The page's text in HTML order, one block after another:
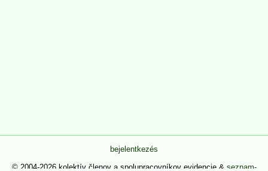
bejelentkezés
© 2004-2026 kolektív členov a spolupracovníkov evidencie & seznam-